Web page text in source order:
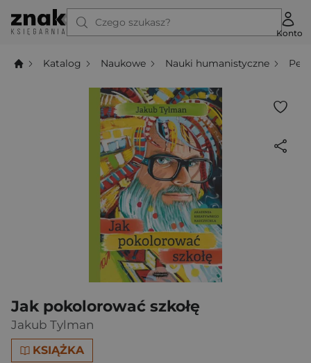
Czego szukasz?
Konto
Katalog Naukowe Nauki humanistyczne
Jak pokolorować szkołę
Jakub Tylman
KSIĄŻKA